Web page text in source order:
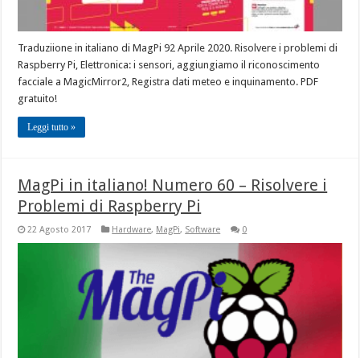
Traduziione in italiano di MagPi 92 Aprile 2020. Risolvere i problemi di
Raspberry Pi, Elettronica: i sensori, aggiungiamo il riconoscimento
facciale a MagicMirror2, Registra dati meteo e inquinamento. PDF
gratuito!
Leggi tutto »
MagPi in italiano! Numero 60 – Risolvere i
Problemi di Raspberry Pi
22 Agosto 2017 Hardware, MagPi, Software 0